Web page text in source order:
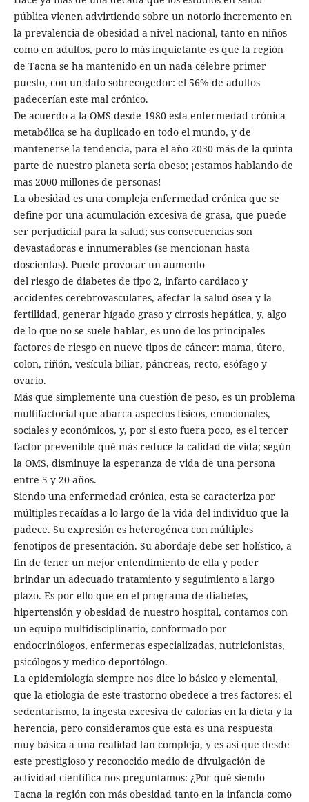
pública vienen advirtiendo sobre un notorio incremento en
la prevalencia de obesidad a nivel nacional, tanto en niños
como en adultos, pero lo más inquietante es que la región
de Tacna se ha mantenido en un nada célebre primer
puesto, con un dato sobrecogedor: el 56% de adultos
padecerían este mal crónico.
De acuerdo a la OMS desde 1980 esta enfermedad crónica
metabólica se ha duplicado en todo el mundo, y de
mantenerse la tendencia, para el año 2030 más de la quinta
parte de nuestro planeta sería obeso; ¡estamos hablando de
mas 2000 millones de personas!
La obesidad es una compleja enfermedad crónica que se
define por una acumulación excesiva de grasa, que puede
ser perjudicial para la salud; sus consecuencias son
devastadoras e innumerables (se mencionan hasta
doscientas). Puede provocar un aumento
del riesgo de diabetes de tipo 2, infarto cardiaco y
accidentes cerebrovasculares, afectar la salud ósea y la
fertilidad, generar hígado graso y cirrosis hepática, y, algo
de lo que no se suele hablar, es uno de los principales
factores de riesgo en nueve tipos de cáncer: mama, útero,
colon, riñón, vesícula biliar, páncreas, recto, esófago y
ovario.
Más que simplemente una cuestión de peso, es un problema
multifactorial que abarca aspectos físicos, emocionales,
sociales y económicos, y, por si esto fuera poco, es el tercer
factor prevenible qué más reduce la calidad de vida; según
la OMS, disminuye la esperanza de vida de una persona
entre 5 y 20 años.
Siendo una enfermedad crónica, esta se caracteriza por
múltiples recaídas a lo largo de la vida del individuo que la
padece. Su expresión es heterogénea con múltiples
fenotipos de presentación. Su abordaje debe ser holístico, a
fin de tener un mejor entendimiento de ella y poder
brindar un adecuado tratamiento y seguimiento a largo
plazo. Es por ello que en el programa de diabetes,
hipertensión y obesidad de nuestro hospital, contamos con
un equipo multidisciplinario, conformado por
endocrinólogos, enfermeras especializadas, nutricionistas,
psicólogos y medico deportólogo.
La epidemiología siempre nos dice lo básico y elemental,
que la etiología de este trastorno obedece a tres factores: el
sedentarismo, la ingesta excesiva de calorías en la dieta y la
herencia, pero consideramos que esta es una respuesta
muy básica a una realidad tan compleja, y es así que desde
este prestigioso y reconocido medio de divulgación de
actividad científica nos preguntamos: ¿Por qué siendo
Tacna la región con más obesidad tanto en la infancia como